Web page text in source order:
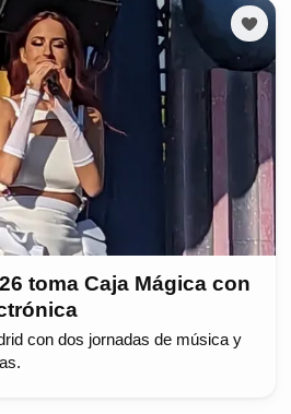
toma Caja Mágica con
con dos jornadas de música y